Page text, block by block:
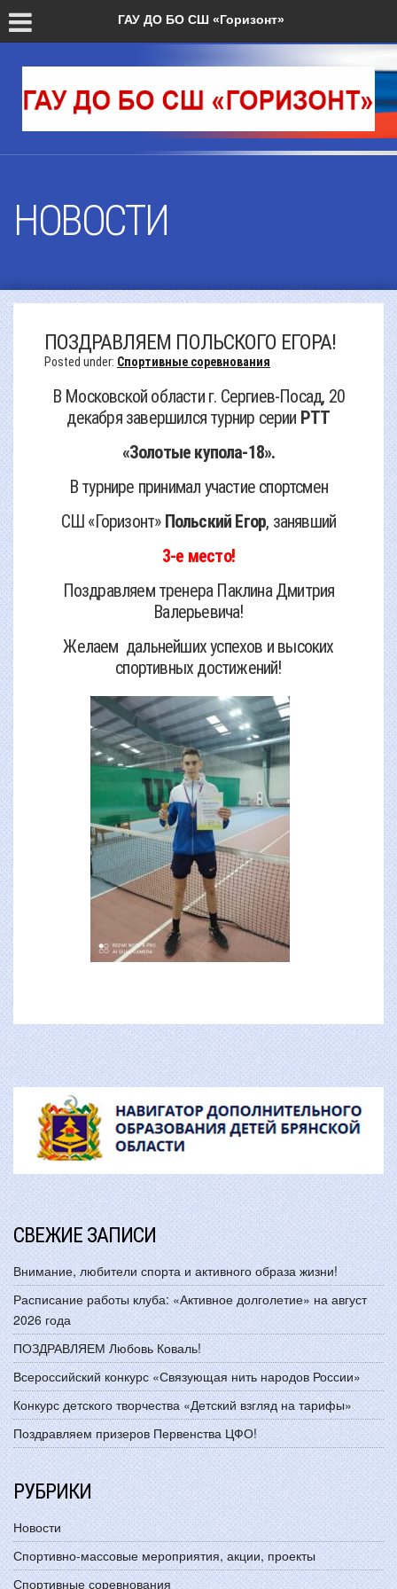
ГАУ ДО БО СШ «Горизонт»
Версия для слабовидящих
НОВОСТИ
ПОЗДРАВЛЯЕМ ПОЛЬСКОГО ЕГОРА!
Posted under: Спортивные соревнования
В Московской области г. Сергиев-Посад, 20
декабря завершился турнир серии РТТ
«Золотые купола-18».
В турнире принимал участие спортсмен
СШ «Горизонт» Польский Егор, занявший
3-е место!
Поздравляем тренера Паклина Дмитрия
Валерьевича!
Желаем дальнейших успехов и высоких
спортивных достижений!
СВЕЖИЕ ЗАПИСИ
Внимание, любители спорта и активного образа жизни!
Расписание работы клуба: «Активное долголетие» на август
2026 года
ПОЗДРАВЛЯЕМ Любовь Коваль!
Всероссийский конкурс «Связующая нить народов России»
Конкурс детского творчества «Детский взгляд на тарифы»
Поздравляем призеров Первенства ЦФО!
РУБРИКИ
Новости
Спортивно-массовые мероприятия, акции, проекты
Спортивные соревнования